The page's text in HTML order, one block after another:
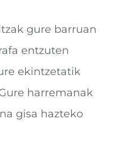
gure barruan
entzuten
ekintzetatik
harremanak
gisa hazteko